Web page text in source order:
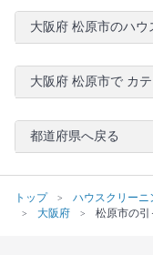
大阪府 松原市のハウ
大阪府 松原市で カ
都道府県へ戻る
トップ ハウスクリーニ
大阪府
松原市の